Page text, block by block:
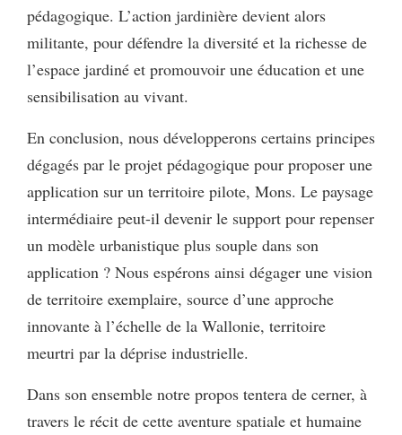
pédagogique. L’action jardinière devient alors
militante, pour défendre la diversité et la richesse de
l’espace jardiné et promouvoir une éducation et une
sensibilisation au vivant.
En conclusion, nous développerons certains principes
dégagés par le projet pédagogique pour proposer une
application sur un territoire pilote, Mons. Le paysage
intermédiaire peut-il devenir le support pour repenser
un modèle urbanistique plus souple dans son
application ? Nous espérons ainsi dégager une vision
de territoire exemplaire, source d’une approche
innovante à l’échelle de la Wallonie, territoire
meurtri par la déprise industrielle.
Dans son ensemble notre propos tentera de cerner, à
travers le récit de cette aventure spatiale et humaine